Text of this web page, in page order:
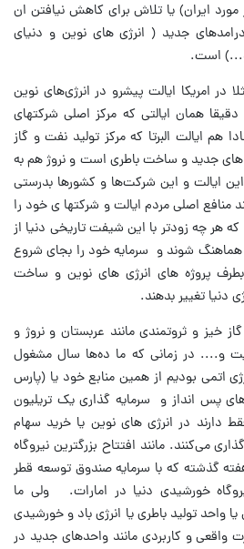
ایران) یا تلاش برای کاهش نیافتن ان
جدید ( انرژی های نوین و دنیای
و...) است.
امریکا ایالت پیشرو در انرژی‌های نوین
باد و خورشید تکزاس است. دقیقا همان ایالتی که مرکز اصلی شرکت‎های
هم ایالت البرتا که مرکز تولید نفت و گاز
های جدید و ساخت باطری است و نروژ هم به
ایالت و این شرکت‌ها و کشورها بدرستی
اصلی مردم ایالت و شرکتها ی خود را
هر چه زودتر با این شیفت تاریخی دنیا از
هماهنگ شوند و سرمایه خود را بجای شروع
پروژه های انرژی های نوین و ساخت
دنیا تغییر بدهند.
خیز و ثروتمندی مانند عربستان و نروژ و
و.... در زمانی که ما ده‌ها سال مشغول
اتمی بودیم از همین منابع خود یا (پارس
پس انداز و سرمایه گذاری یک تریلیون
دارند در انرژی های نوین یا خرید سهام
می‌کنند. مانند افتتاح بزرگترین نیروگاه
گذشته که با سرمایه صندوق توسعه قطر
خورشیدی دنیا در امارات. ولی ما
واحد تولید باطری یا انرژی باد و خورشیدی
واقعی و کاربردی مانند واحدهای جدید در